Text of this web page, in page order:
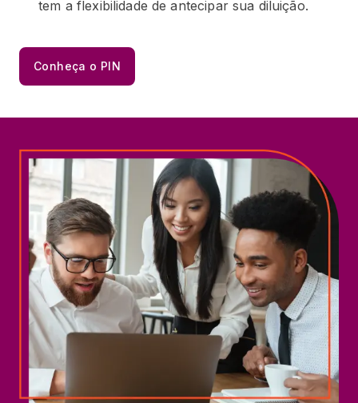
tem a flexibilidade de antecipar sua diluição.
Conheça o PIN